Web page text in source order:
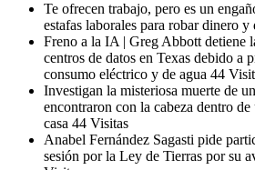
Te ofrecen trabajo, pero es un
estafas laborales para robar dinero y
Freno a la IA | Greg Abbott detiene
centros de datos en Texas debido a
consumo eléctrico y de agua 44
Investigan la misteriosa muerte de
encontraron con la cabeza dentro
casa 44 Visitas
Anabel Fernández Sagasti pide
sesión por la Ley de Tierras por su